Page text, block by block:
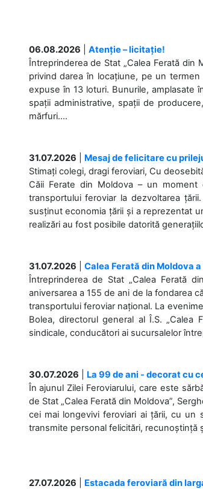
06.08.2026
Atenție – licitație!
Întreprinderea de Stat „Calea Ferată din
privind darea în locațiune, pe un
expuse în 13 loturi. Bunurile, amplasate
spații administrative, spații de
mărfuri....
31.07.2026
Mesaj de felicitare cu
Stimați colegi, dragi feroviari, Cu
Căii Ferate din Moldova – un
transportului feroviar la dezvoltarea
susținut economia țării și a reprezentat
realizări au fost posibile datorită
31.07.2026
Calea Ferată din Moldova
Întreprinderea de Stat „Calea Ferată
aniversarea a 155 de ani de la fondarea
transportului feroviar național. La
Bolea, directorul general al Î.S. „Calea
sindicale, conducători ai sucursalelor
30.07.2026
La 99 de ani - decorat cu
În ajunul Zilei Feroviarului, care este
de Stat „Calea Ferată din Moldova”,
cei mai longevivi feroviari ai țării, cu
transmite personal felicitări, recunoștință
27.07.2026
Estacada feroviară din